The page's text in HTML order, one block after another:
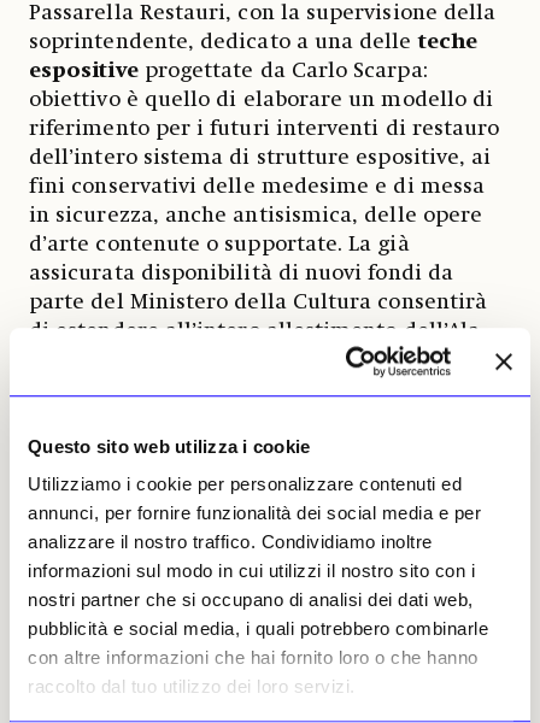
Questo sito web utilizza i cookie
Utilizziamo i cookie per personalizzare contenuti ed
annunci, per fornire funzionalità dei social media e per
analizzare il nostro traffico. Condividiamo inoltre
informazioni sul modo in cui utilizzi il nostro sito con i
nostri partner che si occupano di analisi dei dati web,
pubblicità e social media, i quali potrebbero combinarle
con altre informazioni che hai fornito loro o che hanno
raccolto dal tuo utilizzo dei loro servizi.
Passarella Restauri, con la supervisione della
soprintendente, dedicato a una delleteche
espositive progettate da Carlo Scarpa:
obiettivo è quello di elaborare un modello di
riferimento per i futuri interventi di restauro
dell’intero sistema di strutture espositive, ai
fini conservativi delle medesime e di messa
in sicurezza, anche antisismica, delle opere
d’arte contenute o supportate. La già
assicurata disponibilità di nuovi fondi da
parte del Ministero della Cultura consentirà
di estendere all’intero allestimento dell’Ala
Scarpa queste acquisizioni conoscitive e
Contemporaneamente, è stato
pubblico il Tempio Canoviano
che si trova,
sempre a Possagno, di fronte al complesso
museale, al colmo di una scenografica
scalinata. La riapertura è avvenuta in seguito
all’analisi delle cause di alcuni distacchi di
intonaco proveniente dalla parte più altra
della cupola. L’edificio è stato messo in
sicurezza, mentre proseguono le analisi